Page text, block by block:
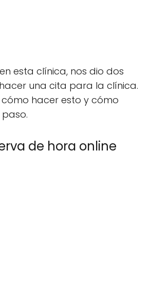
esta clínica, nos dio dos
una cita para la clínica.
hacer esto y cómo
de hora online